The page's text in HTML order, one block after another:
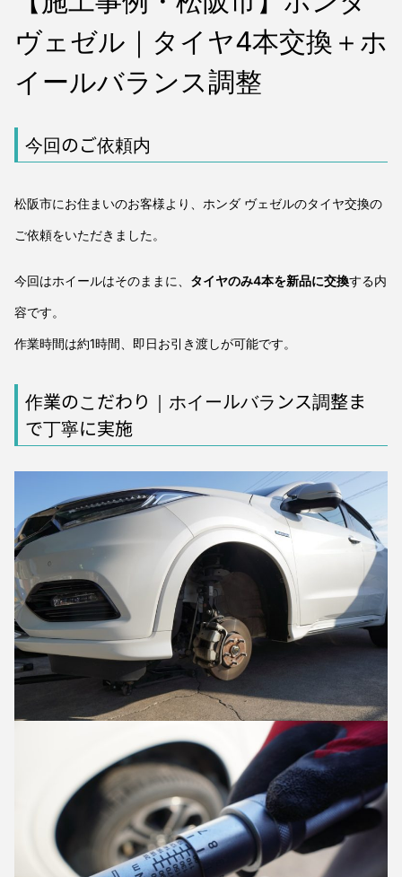
ヴェゼル｜タイヤ4本交換＋ホ
イールバランス調整
今回のご依頼内
松阪市にお住まいのお客様より、ホンダ ヴェゼルのタイヤ交換の
ご依頼をいただきました。
今回はホイールはそのままに、 タイヤのみ4本を新品に交換する内
容です。
作業時間は約1時間、即日お引き渡しが可能です。
作業のこだわり｜ホイールバランス調整ま
で丁寧に実施